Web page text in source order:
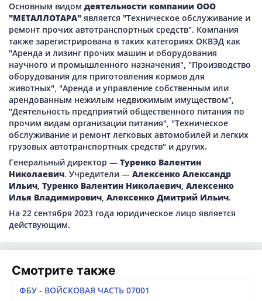
Основным видом деятельности компании ООО
"МЕТАЛЛОТАРА" является "Техническое обслуживание и
ремонт прочих автотранспортных средств". Компания
также зарегистрирована в таких категориях ОКВЭД как
"Аренда и лизинг прочих машин и оборудования
научного и промышленного назначения", "Производство
оборудования для приготовления кормов для
животных", "Аренда и управление собственным или
арендованным нежилым недвижимым имуществом",
"Деятельность предприятий общественного питания по
прочим видам организации питания", "Техническое
обслуживание и ремонт легковых автомобилей и легких
грузовых автотранспортных средств" и других.
Генеральный директор — Туренко Валентин
Николаевич. Учредители — Алексенко Александр
Ильич, Туренко Валентин Николаевич, Алексенко
Илья Владимирович, Алексенко Дмитрий Ильич.
На 22 сентября 2023 года юридическое лицо является
действующим.
Смотрите также
ФБУ - ВОЙСКОВАЯ ЧАСТЬ 07001